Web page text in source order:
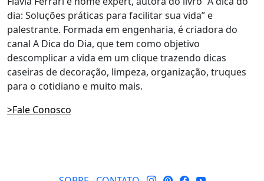
dia: Soluções práticas para facilitar sua vida” e
palestrante. Formada em engenharia, é criadora do
canal A Dica do Dia, que tem como objetivo
descomplicar a vida em um clique trazendo dicas
caseiras de decoração, limpeza, organização, truques
para o cotidiano e muito mais.
>Fale Conosco